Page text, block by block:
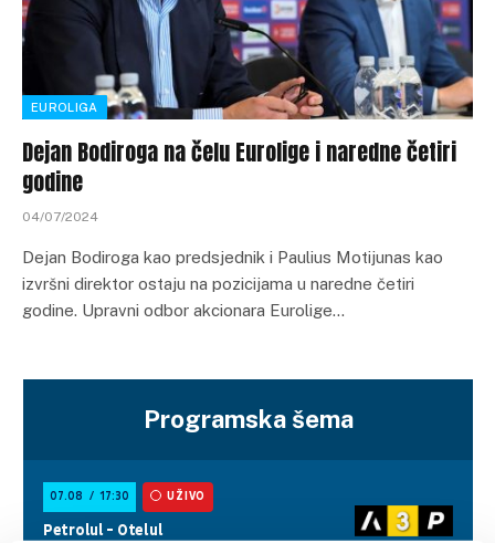
EUROLIGA
Dejan Bodiroga na čelu Eurolige i naredne četiri
godine
04/07/2024
Dejan Bodiroga kao predsjednik i Paulius Motijunas kao
izvršni direktor ostaju na pozicijama u naredne četiri
godine. Upravni odbor akcionara Eurolige…
Programska šema